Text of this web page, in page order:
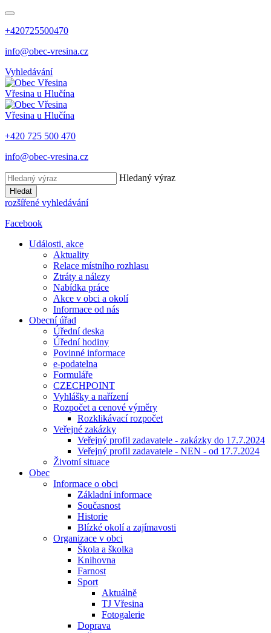
+420725500470
info@obec-vresina.cz
Vyhledávání
Vřesina u Hlučína
Vřesina u Hlučína
+420 725 500 470
info@obec-vresina.cz
Hledaný výraz
Hledat
rozšířené vyhledávání
Facebook
Události, akce
Aktuality
Relace místního rozhlasu
Ztráty a nálezy
Nabídka práce
Akce v obci a okolí
Informace od nás
Obecní úřad
Úřední deska
Úřední hodiny
Povinné informace
e-podatelna
Formuláře
CZECHPOINT
Vyhlášky a nařízení
Rozpočet a cenové výměry
Rozklikávací rozpočet
Veřejné zakázky
Veřejný profil zadavatele - zakázky do 17.7.2024
Veřejný profil zadavatele - NEN - od 17.7.2024
Životní situace
Obec
Informace o obci
Základní informace
Současnost
Historie
Blízké okolí a zajímavosti
Organizace v obci
Škola a školka
Knihovna
Farnost
Sport
Aktuálně
TJ Vřesina
Fotogalerie
Doprava